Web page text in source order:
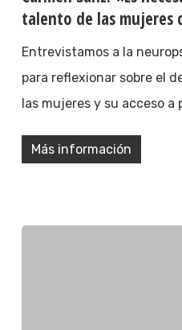
talento de las mujeres
Entrevistamos a la
para reflexionar sobre el
las mujeres y su acceso a
Más información